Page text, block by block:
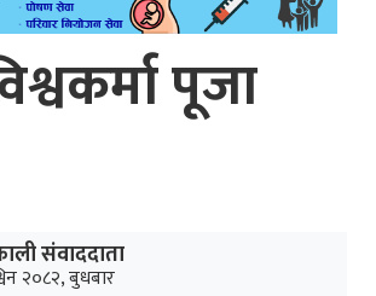
पूजा
संवाददाता
२०८२, बुधबार